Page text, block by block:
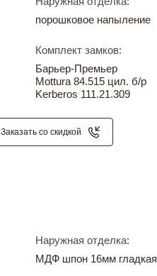
порошковое напыление
Комплект замков:
Барьер-Премьер
Mottura 84.515 цил. б/р
Kerberos 111.21.309
Заказать со скидкой
Наружная отделка:
МДФ шпон 16мм гладкая